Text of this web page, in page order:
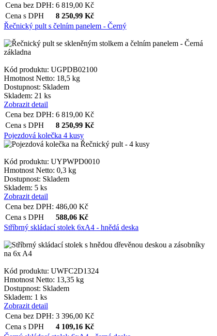
Cena bez DPH: 6 819,00 Kč
Cena s DPH
8 250,99 Kč
Řečnický pult s čelním panelem - Černý
Kód produktu: UGPDB02100
Hmotnost Netto: 18,5 kg
Dostupnost: Skladem
Skladem: 21 ks
Zobrazit detail
Cena bez DPH: 6 819,00 Kč
Cena s DPH
8 250,99 Kč
Pojezdová kolečka 4 kusy
Kód produktu: UYPWPD0010
Hmotnost Netto: 0,3 kg
Dostupnost: Skladem
Skladem: 5 ks
Zobrazit detail
Cena bez DPH: 486,00 Kč
Cena s DPH
588,06 Kč
Stříbrný skládací stolek 6xA4 - hnědá deska
Kód produktu: UWFC2D1324
Hmotnost Netto: 13,35 kg
Dostupnost: Skladem
Skladem: 1 ks
Zobrazit detail
Cena bez DPH: 3 396,00 Kč
Cena s DPH
4 109,16 Kč